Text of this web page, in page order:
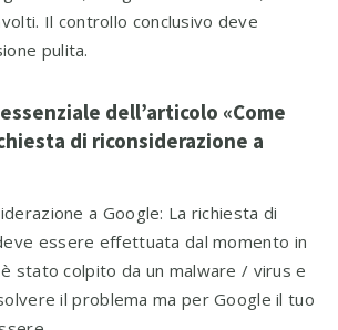
Il controllo conclusivo deve
pulita.
dell’articolo «Come
di riconsiderazione a
a Google: La richiesta di
essere effettuata dal momento in
stato colpito da un malware / virus e
il problema ma per Google il tuo